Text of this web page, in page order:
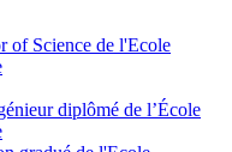
of Science de l'Ecole
diplômé de l’École